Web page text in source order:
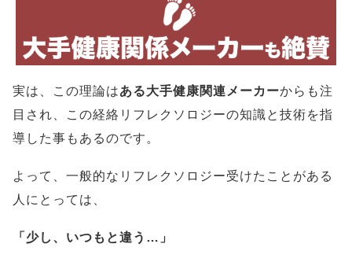
実は、この理論はある大手健康関連メーカーからも注
目され、この経絡リフレクソロジーの知識と技術を指
導した事もあるのです。
よって、一般的なリフレクソロジー受けたことがある
人にとっては、
「少し、いつもと違う…」